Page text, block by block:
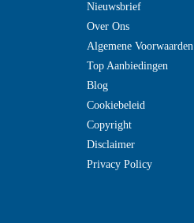
Nieuwsbrief
Over Ons
Algemene Voorwaarden
Top Aanbiedingen
Blog
Cookiebeleid
Copyright
Disclaimer
Privacy Policy